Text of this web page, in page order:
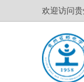
欢迎访问